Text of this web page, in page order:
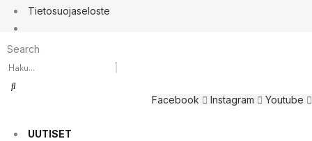
Tietosuojaseloste
Search
Facebook Instagram Youtube
UUTISET